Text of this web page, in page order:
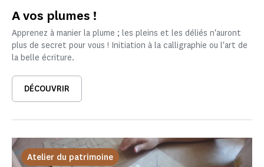
A vos plumes !
Apprenez à manier la plume ; les pleins et les déliés n'auront
plus de secret pour vous ! Initiation à la calligraphie ou l'art de
la belle écriture.
DÉCOUVRIR
Atelier du patrimoine